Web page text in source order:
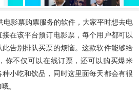
电影票购票服务的软件，大家平时想去电
在该平台预订电影票，每个用户都可以
告别排队买票的烦恼。这款软件能够给
你不仅可以在线订票，还可以购买爆米
小吃和饮品，同时这里面每天都会有很
。